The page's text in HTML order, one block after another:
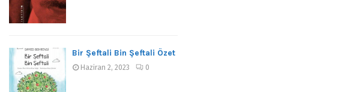
Bir Şeftali Bin Şeftali Özet
Haziran 2, 2023 0